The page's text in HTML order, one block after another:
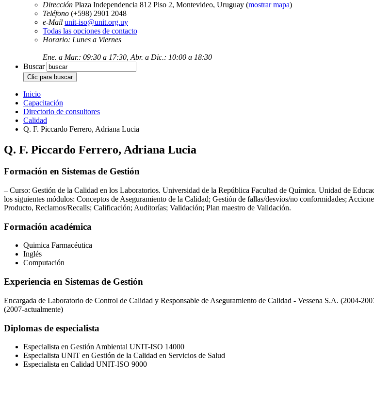
Dirección Plaza Independencia 812 Piso 2, Montevideo, Uruguay (mostrar mapa)
Teléfono (+598) 2901 2048
e-Mail unit-iso@unit.org.uy
Todas las opciones de contacto
Horario: Lunes a Viernes
Ene. a Mar.: 09:30 a 17:30, Abr. a Dic.: 10:00 a 18:30
Buscar
Inicio
Capacitación
Directorio de consultores
Calidad
Q. F. Piccardo Ferrero, Adriana Lucia
Q. F. Piccardo Ferrero, Adriana Lucia
Formación en Sistemas de Gestión
– Curso: Gestión de la Calidad en los Laboratorios. Universidad de la República Facultad de Química. Unidad de
los siguientes módulos: Conceptos de Aseguramiento de la Calidad; Gestión de fallas/desvíos/no conformidades;
Producto, Reclamos/Recalls; Calificación; Auditorías; Validación; Plan maestro de Validación.
Formación académica
Quimica Farmacéutica
Inglés
Computación
Experiencia en Sistemas de Gestión
Encargada de Laboratorio de Control de Calidad y Responsable de Aseguramiento de Calidad - Vessena S.A. (2004-
(2007-actualmente)
Diplomas de especialista
Especialista en Gestión Ambiental UNIT-ISO 14000
Especialista UNIT en Gestión de la Calidad en Servicios de Salud
Especialista en Calidad UNIT-ISO 9000